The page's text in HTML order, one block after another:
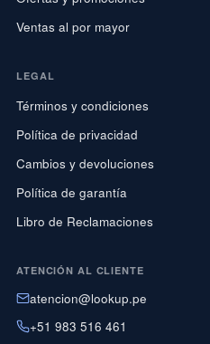
Ventas al por mayor
LEGAL
Términos y condiciones
Política de privacidad
Cambios y devoluciones
Política de garantía
Libro de Reclamaciones
ATENCIÓN AL CLIENTE
atencion@lookup.pe
+51 983 516 461